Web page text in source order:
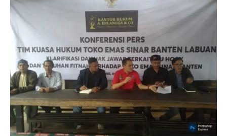
Pandeglang
berita
nasional